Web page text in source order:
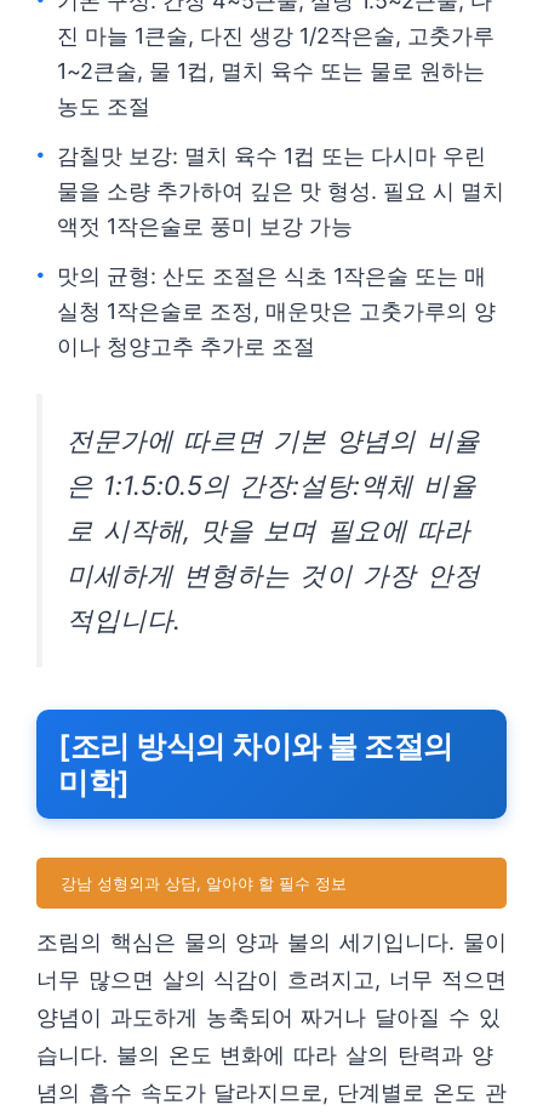
진 마늘 1큰술, 다진 생강 1/2작은술, 고춧가루
1~2큰술, 물 1컵, 멸치 육수 또는 물로 원하는
농도 조절
감칠맛 보강: 멸치 육수 1컵 또는 다시마 우린
물을 소량 추가하여 깊은 맛 형성. 필요 시 멸치
액젓 1작은술로 풍미 보강 가능
맛의 균형: 산도 조절은 식초 1작은술 또는 매
실청 1작은술로 조정, 매운맛은 고춧가루의 양
이나 청양고추 추가로 조절
전문가에 따르면 기본 양념의 비율
은 1:1.5:0.5의 간장:설탕:액체 비율
로 시작해, 맛을 보며 필요에 따라
미세하게 변형하는 것이 가장 안정
적입니다.
[조리 방식의 차이와 불 조절의
미학]
강남 성형외과 상담, 알아야 할 필수 정보
조림의 핵심은 물의 양과 불의 세기입니다. 물이
너무 많으면 살의 식감이 흐려지고, 너무 적으면
양념이 과도하게 농축되어 짜거나 달아질 수 있
습니다. 불의 온도 변화에 따라 살의 탄력과 양
념의 흡수 속도가 달라지므로, 단계별로 온도 관